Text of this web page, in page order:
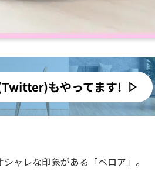
ャレな印象がある「ベロア」。